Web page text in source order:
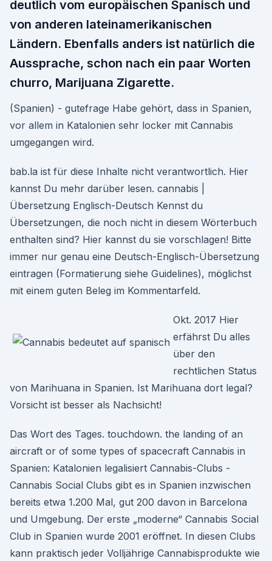
deutlich vom europäischen Spanisch und
von anderen lateinamerikanischen
Ländern. Ebenfalls anders ist natürlich die
Aussprache, schon nach ein paar Worten
churro, Marijuana Zigarette.
(Spanien) - gutefrage Habe gehört, dass in Spanien,
vor allem in Katalonien sehr locker mit Cannabis
umgegangen wird.
bab.la ist für diese Inhalte nicht verantwortlich. Hier
kannst Du mehr darüber lesen. cannabis |
Übersetzung Englisch-Deutsch Kennst du
Übersetzungen, die noch nicht in diesem Wörterbuch
enthalten sind? Hier kannst du sie vorschlagen! Bitte
immer nur genau eine Deutsch-Englisch-Übersetzung
eintragen (Formatierung siehe Guidelines), möglichst
mit einem guten Beleg im Kommentarfeld.
Okt. 2017 Hier
erfährst Du alles
über den
rechtlichen Status
von Marihuana in Spanien. Ist Marihuana dort legal?
Vorsicht ist besser als Nachsicht!
Das Wort des Tages. touchdown. the landing of an
aircraft or of some types of spacecraft Cannabis in
Spanien: Katalonien legalisiert Cannabis-Clubs -
Cannabis Social Clubs gibt es in Spanien inzwischen
bereits etwa 1.200 Mal, gut 200 davon in Barcelona
und Umgebung. Der erste „moderne“ Cannabis Social
Club in Spanien wurde 2001 eröffnet. In diesen Clubs
kann praktisch jeder Volljährige Cannabisprodukte wie